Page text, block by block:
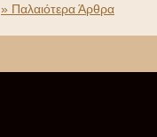
» Παλαιότερα Άρθρα